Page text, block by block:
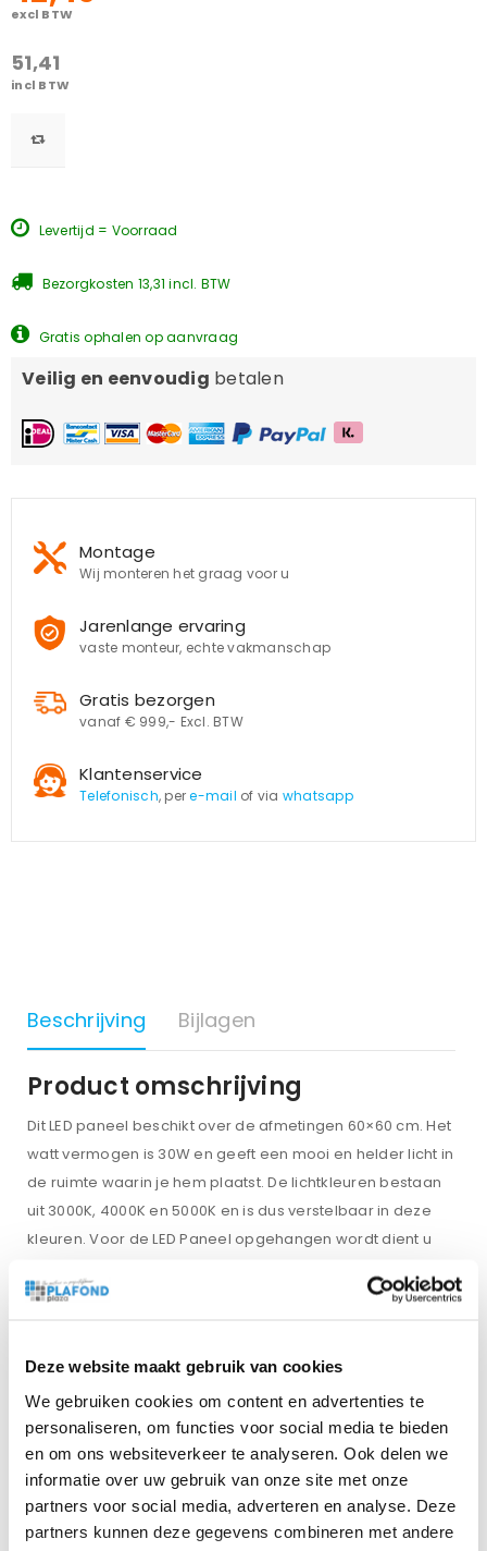
Deze website maakt gebruik van cookies
We gebruiken cookies om content en advertenties te
personaliseren, om functies voor social media te bieden
en om ons websiteverkeer te analyseren. Ook delen we
informatie over uw gebruik van onze site met onze
partners voor social media, adverteren en analyse. Deze
partners kunnen deze gegevens combineren met andere
excl BTW
51,41
incl BTW
Levertijd = Voorraad
Bezorgkosten 13,31 incl. BTW
Gratis ophalen op aanvraag
Veilig en eenvoudig betalen
Montage
Wij monteren het graag voor u
Jarenlange ervaring
vaste monteur, echte vakmanschap
Gratis bezorgen
vanaf € 999,- Excl. BTW
Klantenservice
Telefonisch, pere-mail of via whatsapp
Beschrijving Bijlagen
Product omschrijving
Dit LED paneel beschikt over de afmetingen 60×60 cm. Het
watt vermogen is 30W en geeft een mooi en helder licht in
de ruimte waarin je hem plaatst. De lichtkleuren bestaan
uit 3000K, 4000K en 5000K en is dus verstelbaar in deze
kleuren. Voor de LED Paneel opgehangen wordt dient u
driver. Dit LED paneel heeft als afwerking een mat zwarte
Voorzien van 1,5 meter snoer met stekker, en inclusief
driver.
Dit product heeft een IP-waarde van 22 waardoor het
product geschikt is voor gebruik in iedere droge ruimte.
Met een UGR<19 waarde heeft dit product een zeer lage
verblinding en is het een uitstekende keuze voor